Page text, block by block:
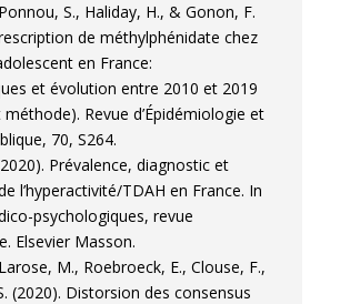
S., Haliday, H., & Gonon, F.
de méthylphénidate chez
en France:
et évolution entre 2010 et 2019
Revue d’Épidémiologie et
70, S264.
Prévalence, diagnostic et
l’hyperactivité/TDAH en France. In
psychologiques, revue
Elsevier Masson.
M., Roebroeck, E., Clouse, F.,
(2020). Distorsion des consensus